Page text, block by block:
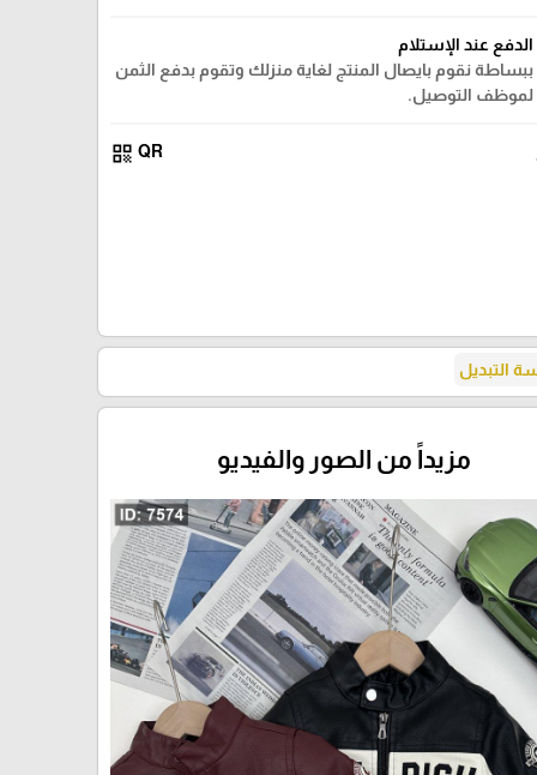
الدفع عند الإستلام
ببساطة نقوم بايصال المنتج لغاية منزلك وتقوم بدفع الثمن
لموظف التوصيل.
QR
qr_code
التبديل
مزيداً من الصور والفيديو